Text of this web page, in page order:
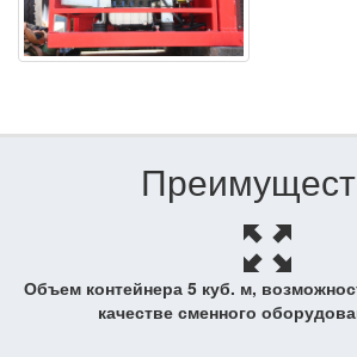
Объем контейнера 5 куб. м,
качестве сменного